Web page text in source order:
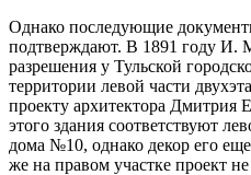
Однако последующие
подтверждают. В 1891 году И.
разрешения у Тульской
территории левой части
проекту архитектора Дмитрия
этого здания соответствуют
дома №10, однако декор его
же на правом участке проект